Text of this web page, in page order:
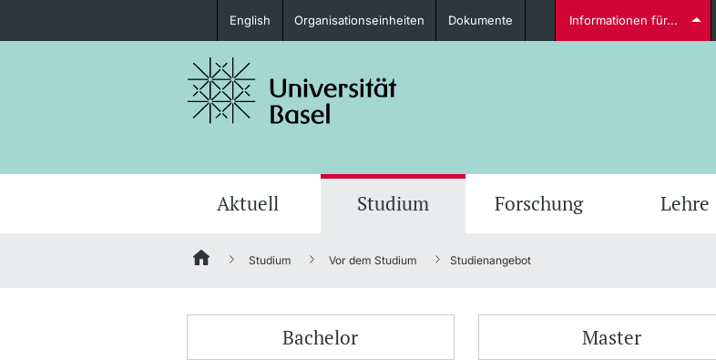
Studieninteressierte
Fördernde & Alumni
English Organisationseinheiten Dokumente Informationen für...
Aktuell Studium Forschung Lehre
Studium Vor dem Studium Studienangebot
Bachelor Master